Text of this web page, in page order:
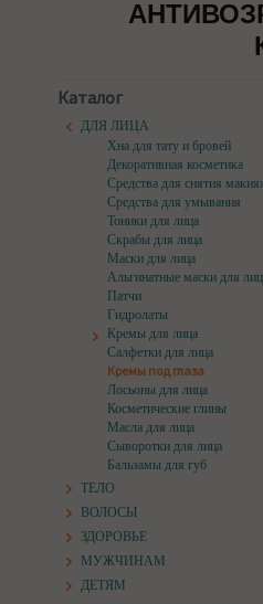
Каталог
ДЛЯ ЛИЦА
Хна для тату и бровей
Декоративная косметика
Средства для снятия
Средства для умывания
Тоники для лица
Скрабы для лица
Маски для лица
Альгинатные маски для
Патчи
Гидролаты
Кремы для лица
Салфетки для лица
Кремы под глаза
Лосьоны для лица
Косметические глины
Масла для лица
Сыворотки для лица
Бальзамы для губ
ТЕЛО
ВОЛОСЫ
ЗДОРОВЬЕ
МУЖЧИНАМ
ДЕТЯМ